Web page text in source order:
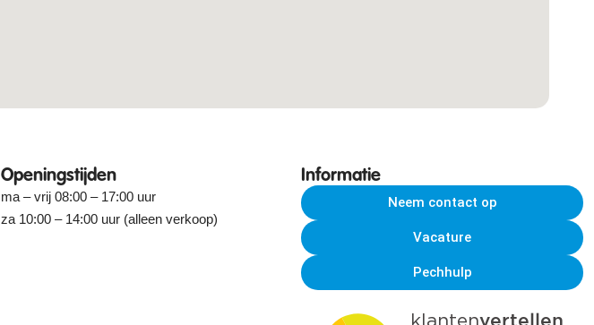
Openingstijden
ma – vrij 08:00 – 17:00 uur
za 10:00 – 14:00 uur (alleen verkoop)
Informatie
Neem contact op
Vacature
Pechhulp